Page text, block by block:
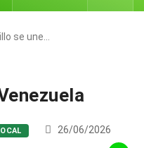
se une…
26/06/2026